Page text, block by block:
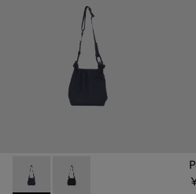
Paquito - B1331-054 - パキート
Paquito - B1331-011 -